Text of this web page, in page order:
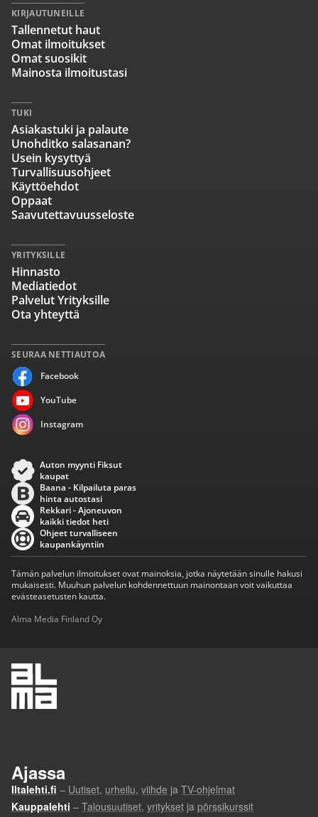
SEURAA NETTIAUTOA
Facebook
YouTube
Instagram
KIRJAUTUNEILLE
Tallennetut haut
Omat ilmoitukset
Omat suosikit
Mainosta ilmoitustasi
TUKI
Asiakastuki ja palaute
Unohditko salasanan?
Usein kysyttyä
Turvallisuusohjeet
Käyttöehdot
Oppaat
Saavutettavuusseloste
YRITYKSILLE
Hinnasto
Mediatiedot
Palvelut Yrityksille
Ota yhteyttä
Auton myynti Fiksut
kaupat
Baana - Kilpailuta paras
hinta autostasi
Rekkari - Ajoneuvon
kaikki tiedot heti
Ohjeet turvalliseen
kaupankäyntiin
Tämän palvelun ilmoitukset ovat mainoksia, jotka näytetään sinulle hakusi
mukaisesti. Muuhun palvelun kohdennettuun mainontaan voit vaikuttaa
evästeasetusten kautta.
Alma Media Finland Oy